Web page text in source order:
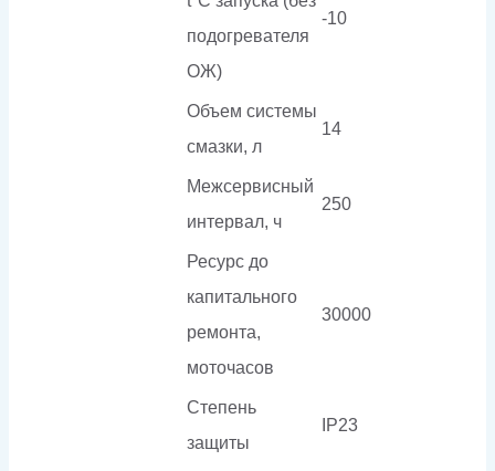
подогревателя
ОЖ)
-10
Объем системы
смазки, л
14
Межсервисный
интервал, ч
250
Ресурс до
капитального
ремонта,
моточасов
30000
Степень
защиты
IP23